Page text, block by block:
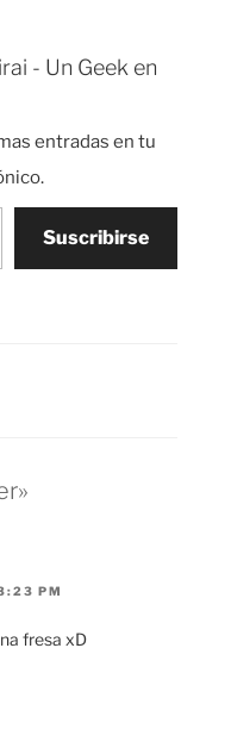
- Un Geek en
entradas en tu
Suscribirse
PM
fresa xD